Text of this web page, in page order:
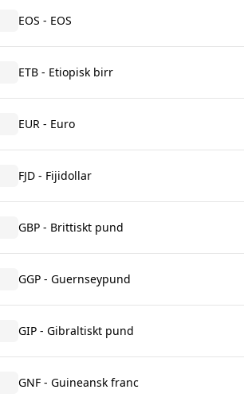
EOS - EOS
ETB - Etiopisk birr
EUR - Euro
FJD - Fijidollar
GBP - Brittiskt pund
GGP - Guernseypund
GIP - Gibraltiskt pund
GNF - Guineansk franc